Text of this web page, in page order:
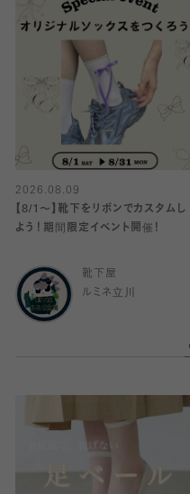
2026.08.09
【8/1〜】靴下をリボンでカスタムし
よう！期間限定イベント開催！
靴下屋
ルミネ立川